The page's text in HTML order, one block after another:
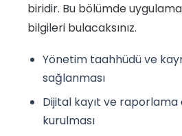
biridir. Bu bölümde
bilgileri bulacaksınız.
Yönetim taahhüdü ve
sağlanması
Dijital kayıt ve raporlama
kurulması